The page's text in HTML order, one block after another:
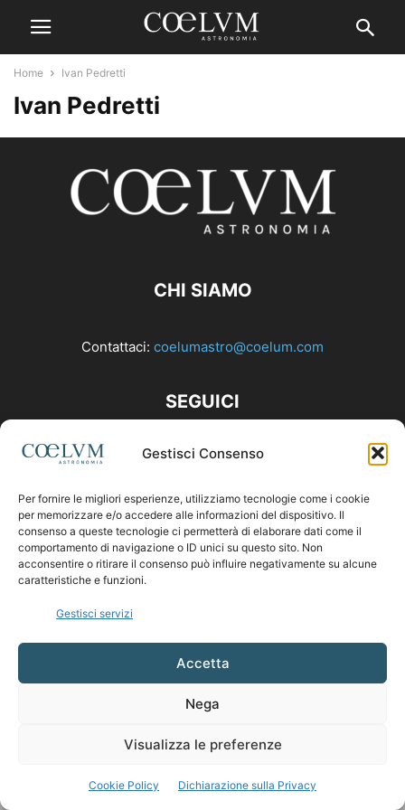
Gestisci Consenso
Per fornire le migliori esperienze, utilizziamo tecnologie come i cookie
per memorizzare e/o accedere alle informazioni del dispositivo. Il
consenso a queste tecnologie ci permetterà di elaborare dati come il
comportamento di navigazione o ID unici su questo sito. Non
acconsentire o ritirare il consenso può influire negativamente su alcune
caratteristiche e funzioni.
Gestisci servizi
Accetta
Nega
Visualizza le preferenze
Cookie Policy Dichiarazione sulla Privacy
Home Ivan Pedretti
Ivan Pedretti
CHI SIAMO
Contattaci: coelumastro@coelum.com
SEGUICI